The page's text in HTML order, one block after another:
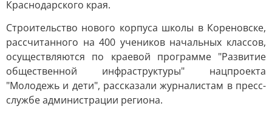
Краснодарского края.
Строительство нового корпуса школы в Кореновске,
рассчитанного на 400 учеников начальных классов,
осуществляются по краевой программе "Развитие
общественной инфраструктуры" нацпроекта
"Молодежь и дети", рассказали журналистам в пресс-
службе администрации региона.